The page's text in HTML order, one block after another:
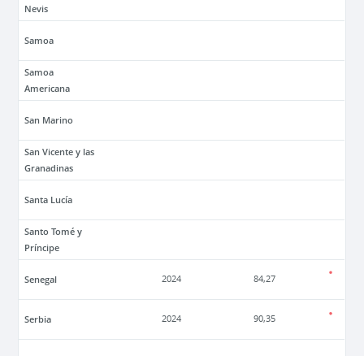
Nevis
Samoa
Samoa
Americana
San Marino
San Vicente y las
Granadinas
Santa Lucía
Santo Tomé y
Príncipe
Senegal 2024 84,27
Serbia 2024 90,35